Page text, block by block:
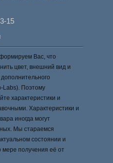
15
Вас, что
цвет, внешний вид и
Labs). Поэтому
характеристики и
Характеристики и
иногда могут
Мы стараемся
состоянии и
получения её от